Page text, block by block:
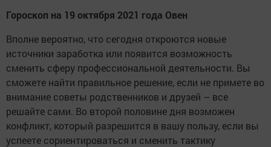
Гороскоп на 19 октября 2021 года Овен
Вполне вероятно, что сегодня откроются новые
источники заработка или появится возможность
сменить сферу профессиональной деятельности. Вы
сможете найти правильное решение, если не примете во
внимание советы родственников и друзей – все
решайте сами. Во второй половине дня возможен
конфликт, который разрешится в вашу пользу, если вы
успеете сориентироваться и сменить тактику